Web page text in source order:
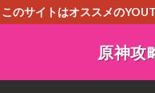
このサイトはオススメの
原神攻